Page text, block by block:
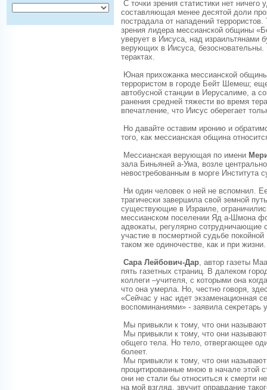
С точки зрения статистики нет
составляющая менее десятой доли
пострадала от нападений
зрения лидера мессианской общины
уверует в Иисуса, над израильтянами
верующих в Иисуса,
терактах.
Юная прихожанка мессианской
террористом в городе Бейт Шемеш;
автобусной станции в Иерусалиме, а
ранения средней тяжести во время
впечатление, что Иисус оберегает
Но давайте оставим иронию и
того, как мессианская община
Мессианская верующая по имени
зала Биньяней а-Ума, возле
невостребованным в морге
Ни один человек о ней не вспомнил.
трагически завершила свой земной
существующие в Израиле,
мессианском поселении Яд а-Шмона
адвокаты, регулярно сотрудничающие
участие в посмертной судьбе
таком же одиночестве, как и при жизни.
Сара Лейбович-Дар, автор газеты
пять газетных страниц. В далеком
коллеги –учителя, с которыми она
что она умерла. Но, честно говоря,
«Сейчас у нас идет экзаменационная
воспоминаниями» - заявила секретарь
Мы привыкли к тому, что они
Мы привыкли к тому, что они
общего тела. Но тело, отвергающее
болеет.
Мы привыкли к тому, что они
процитированные мною в начале этой
они не стали бы относиться к смерти
на мой взгляд, звучит оправдание